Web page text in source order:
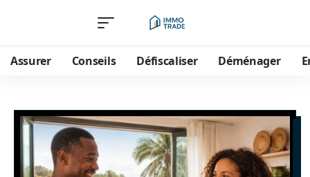
Assurer Conseils Défiscaliser Déménager